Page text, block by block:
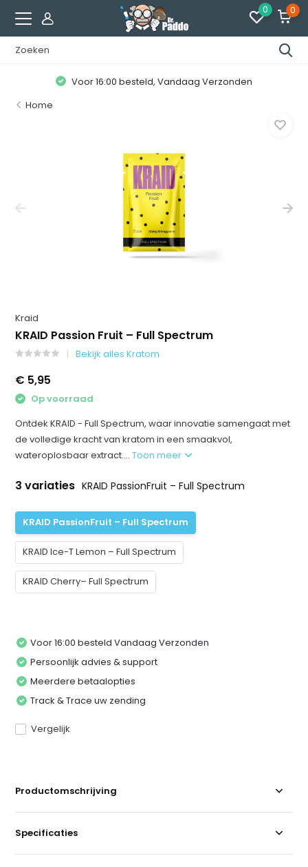
0 0
Voor 16:00 besteld, Vandaag Verzonden
Home
Kraid
KRAID Passion Fruit – Full Spectrum
Bekijk alles Kratom
€ 5,95
Op voorraad
Ontdek KRAID - Full Spectrum, waar innovatie samengaat met
de volledige kracht van kratom in een smaakvol,
wateroplosbaar extract....Toon meer
3 variaties KRAID PassionFruit – Full Spectrum
KRAID PassionFruit – Full Spectrum
KRAID Ice-T Lemon – Full Spectrum
KRAID Cherry– Full Spectrum
Voor 16:00 besteld Vandaag Verzonden
Persoonlijk advies & support
Meerdere betaalopties
Track & Trace uw zending
Vergelijk
Productomschrijving
Specificaties